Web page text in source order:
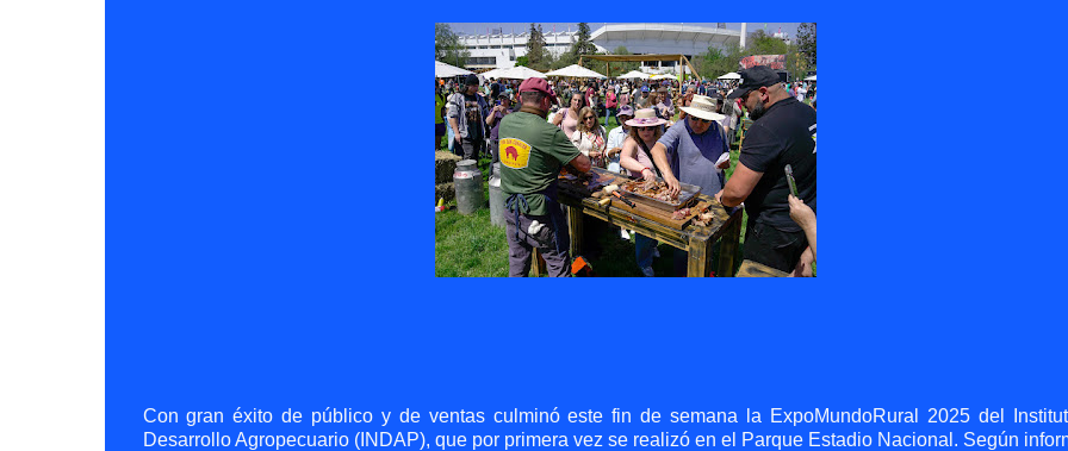
Con gran éxito de público y de ventas culminó este fin de semana la ExpoMundoRural 2025 del
Desarrollo Agropecuario (INDAP), que por primera vez se realizó en el Parque Estadio Nacional. Según